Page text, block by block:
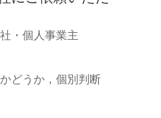
・個人事業主
どうか，個別判断